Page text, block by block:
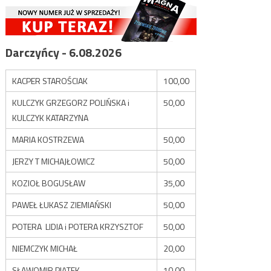
Darczyńcy - 6.08.2026
KACPER STAROŚCIAK
100,00
KULCZYK GRZEGORZ POLIŃSKA i
KULCZYK KATARZYNA
50,00
MARIA KOSTRZEWA
50,00
JERZY T MICHAJŁOWICZ
50,00
KOZIOŁ BOGUSŁAW
35,00
PAWEŁ ŁUKASZ ZIEMIAŃSKI
50,00
POTERA LIDIA i POTERA KRZYSZTOF
50,00
NIEMCZYK MICHAŁ
20,00